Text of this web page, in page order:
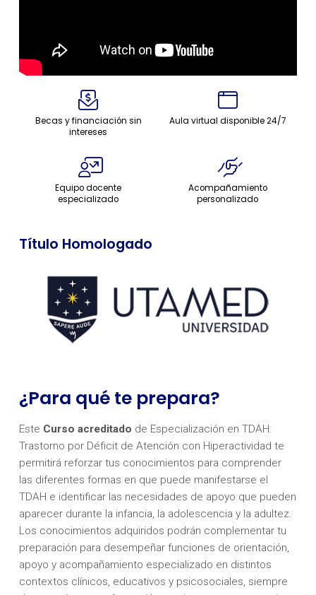
Becas y financiación sin
intereses
Aula virtual disponible 24/7
Equipo docente
especializado
Acompañamiento
personalizado
Título Homologado
¿Para qué te prepara?
Este Curso acreditado de Especialización en TDAH:
Trastorno por Déficit de Atención con Hiperactividad te
permitirá reforzar tus conocimientos para comprender
las diferentes formas en que puede manifestarse el
TDAH e identificar las necesidades de apoyo que pueden
aparecer durante la infancia, la adolescencia y la adultez.
Los conocimientos adquiridos podrán complementar tu
preparación para desempeñar funciones de orientación,
apoyo y acompañamiento especializado en distintos
contextos clínicos, educativos y psicosociales, siempre